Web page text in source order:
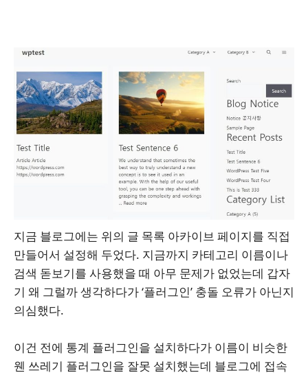
지금 블로그에는 위의 글 목록 아카이브 페이지를 직접
만들어서 설정해 두었다. 지금까지 카테고리 이름이나
검색 돋보기를 사용했을 때 아무 문제가 없었는데 갑자
기 왜 그럴까 생각하다가 ‘플러그인’ 충돌 오류가 아닌지
의심했다.
이건 전에 통계 플러그인을 설치하다가 이름이 비슷한
웬 쓰레기 플러그인을 잘못 설치했는데 블로그에 접속